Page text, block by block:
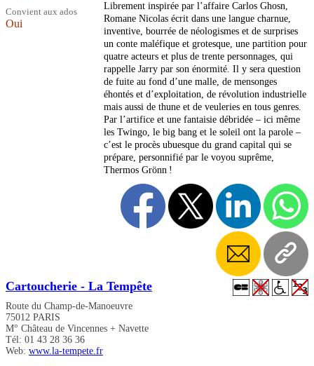
Convient aux ados
Oui
Librement inspirée par l’affaire Carlos Ghosn,
Romane Nicolas écrit dans une langue charnue,
inventive, bourrée de néologismes et de surprises
un conte maléfique et grotesque, une partition pour
quatre acteurs et plus de trente personnages, qui
rappelle Jarry par son énormité. Il y sera question
de fuite au fond d’une malle, de mensonges
éhontés et d’exploitation, de révolution industrielle
mais aussi de thune et de veuleries en tous genres.
Par l’artifice et une fantaisie débridée – ici même
les Twingo, le big bang et le soleil ont la parole –
c’est le procès ubuesque du grand capital qui se
prépare, personnifié par le voyou suprême,
Thermos Grönn !
Cartoucherie - La Tempête
Route du Champ-de-Manoeuvre
75012 PARIS
M° Château de Vincennes + Navette
Tél: 01 43 28 36 36
Web: www.la-tempete.fr